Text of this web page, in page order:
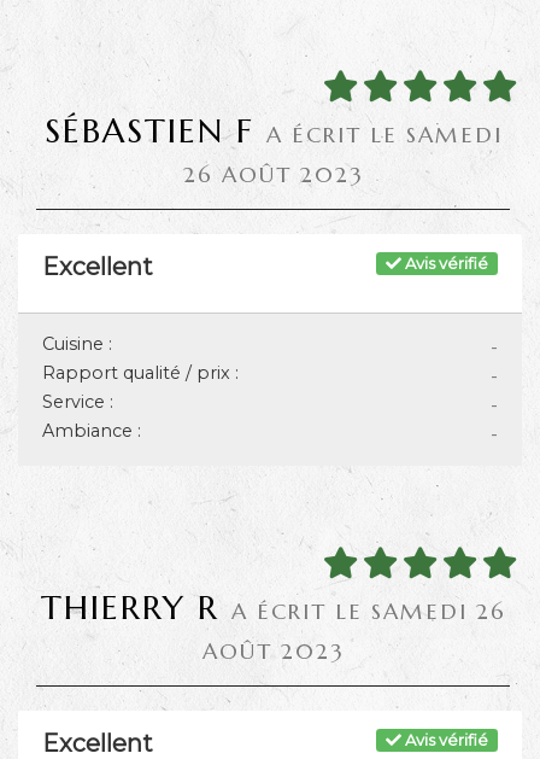
SÉBASTIEN F A ÉCRIT LE SAMEDI
26 AOÛT 2023
Avis vérifié
Excellent
-
Cuisine :
-
Rapport qualité / prix :
-
Service :
-
Ambiance :
THIERRY R A ÉCRIT LE SAMEDI 26
AOÛT 2023
Avis vérifié
Excellent